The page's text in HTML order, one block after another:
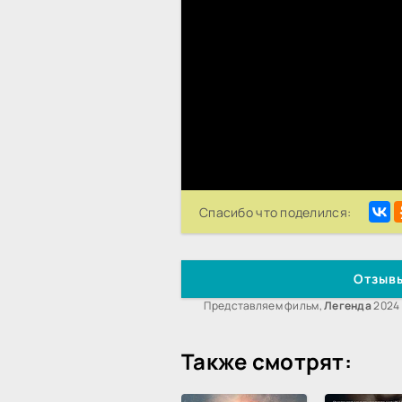
Спасибо что поделился:
Представляем фильм,Легенда2024
Также смотрят: